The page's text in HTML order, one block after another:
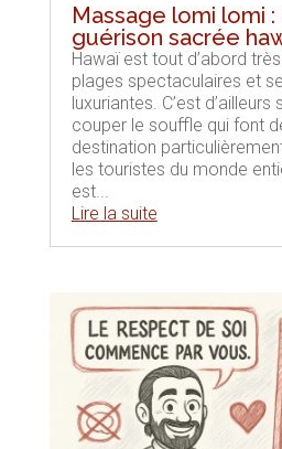
Massage lomi lomi :
guérison sacrée
Hawaï est tout d’abord
plages spectaculaires et
luxuriantes. C’est
couper le souffle qui font
destination
les touristes du monde
est...
Lire la suite